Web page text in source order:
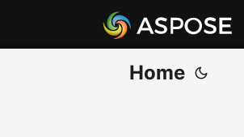
Home